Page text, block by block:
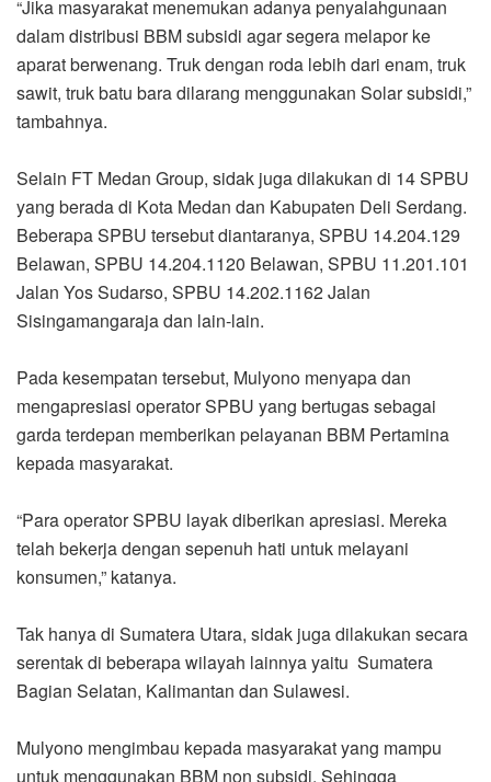
“Jika masyarakat menemukan adanya penyalahgunaan
dalam distribusi BBM subsidi agar segera melapor ke
aparat berwenang. Truk dengan roda lebih dari enam, truk
sawit, truk batu bara dilarang menggunakan Solar subsidi,”
tambahnya.
Selain FT Medan Group, sidak juga dilakukan di 14 SPBU
yang berada di Kota Medan dan Kabupaten Deli Serdang.
Beberapa SPBU tersebut diantaranya, SPBU 14.204.129
Belawan, SPBU 14.204.1120 Belawan, SPBU 11.201.101
Jalan Yos Sudarso, SPBU 14.202.1162 Jalan
Sisingamangaraja dan lain-lain.
Pada kesempatan tersebut, Mulyono menyapa dan
mengapresiasi operator SPBU yang bertugas sebagai
garda terdepan memberikan pelayanan BBM Pertamina
kepada masyarakat.
“Para operator SPBU layak diberikan apresiasi. Mereka
telah bekerja dengan sepenuh hati untuk melayani
konsumen,” katanya.
Tak hanya di Sumatera Utara, sidak juga dilakukan secara
serentak di beberapa wilayah lainnya yaitu Sumatera
Bagian Selatan, Kalimantan dan Sulawesi.
Mulyono mengimbau kepada masyarakat yang mampu
untuk menggunakan BBM non subsidi. Sehingga